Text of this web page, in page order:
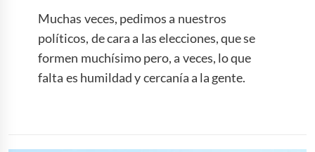
Muchas veces, pedimos a nuestros
políticos, de cara a las elecciones, que se
formen muchísimo pero, a veces, lo que
falta es humildad y cercanía a la gente.